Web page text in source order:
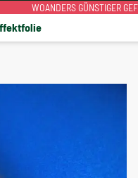
WOANDERS GÜNSTIGER